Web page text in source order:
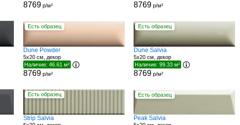
8769р/м² 8769 р/м²
Есть образец
Dune Powder
5x20 см, декор
Наличие: 46.61 м²
8769р/м²
Есть образец
Dune Salvia
5x20 см, декор
Наличие: 99.33 м²
8769 р/м²
Есть образец
Strip Salvia
Есть образец
Peak Salvia